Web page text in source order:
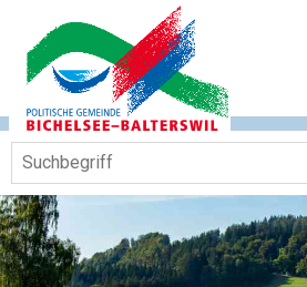
Navigieren in
Schnellnavigation
Mobile Hauptnavigation
Suchbegriff